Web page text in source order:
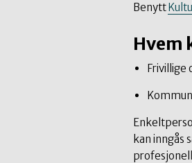
Benytt
Hvem
Frivillige
kan